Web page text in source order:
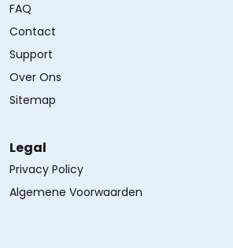
FAQ
Contact
Support
Over Ons
Sitemap
Legal
Privacy Policy
Algemene Voorwaarden